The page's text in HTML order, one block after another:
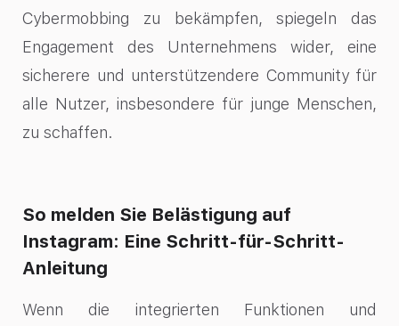
Cybermobbing zu bekämpfen, spiegeln das
Engagement des Unternehmens wider, eine
sicherere und unterstützendere Community für
alle Nutzer, insbesondere für junge Menschen,
zu schaffen.
So melden Sie Belästigung auf
Instagram: Eine Schritt-für-Schritt-
Anleitung
Wenn die integrierten Funktionen und